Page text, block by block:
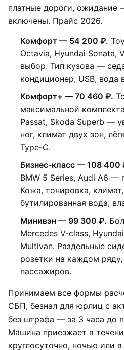
платные дороги, ожидание
включены. Прайс 2026.
Комфорт — 54 200 ₽.
Octavia, Hyundai Sonata,
выбор. Тип кузова —
кондиционер, USB, вода
Комфорт+ — 70 460 ₽.
максимальной
Passat, Skoda Superb —
ног, климат двух зон,
Type-C.
Бизнес-класс — 108 400
BMW 5 Series, Audi A6 —
Кожа, тонировка,
бутилированная вода,
Минивэн — 99 300 ₽.
Mercedes V-class,
Multivan. Раздельные
розетки на каждом
пассажиров.
Принимаем все формы
СБП, безнал для юрлиц с
без штрафа — за 3 часа до
Машина приезжает в
круглосуточно, ночью или